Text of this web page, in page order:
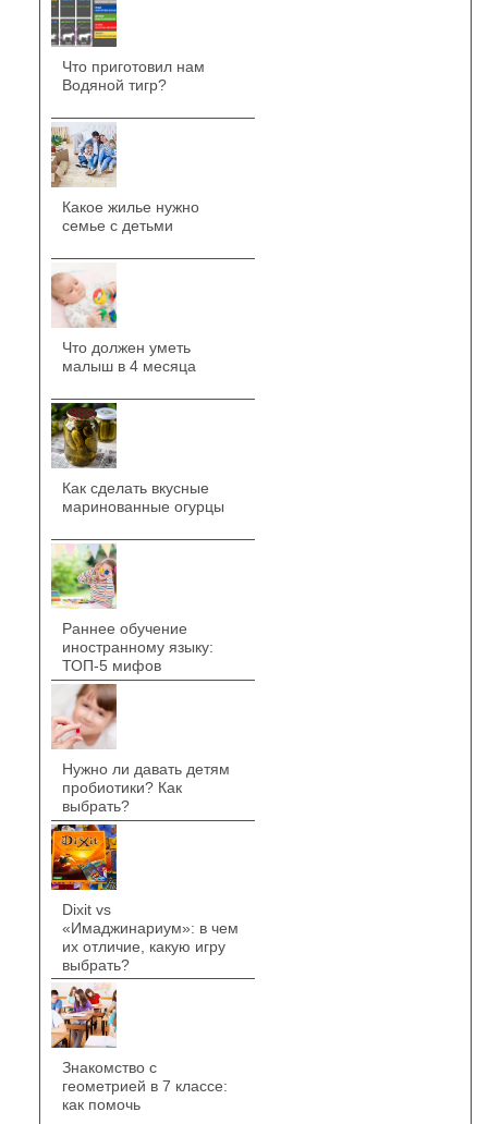
Что приготовил нам
Водяной тигр?
Какое жилье нужно
семье с детьми
Что должен уметь
малыш в 4 месяца
Как сделать вкусные
маринованные огурцы
Раннее обучение
иностранному языку:
ТОП-5 мифов
Нужно ли давать детям
пробиотики? Как
выбрать?
Dixit vs
«Имаджинариум»: в чем
их отличие, какую игру
выбрать?
Знакомство с
геометрией в 7 классе:
как помочь